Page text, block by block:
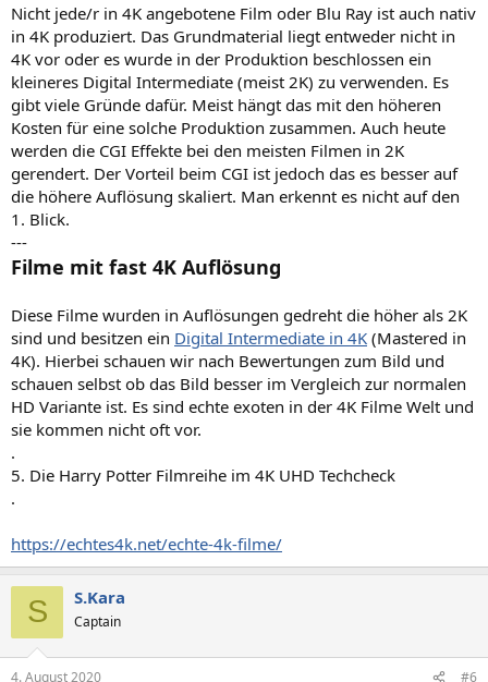
Nicht jede/r in 4K angebotene Film oder Blu Ray ist auch nativ
in 4K produziert. Das Grundmaterial liegt entweder nicht in
4K vor oder es wurde in der Produktion beschlossen ein
kleineres Digital Intermediate (meist 2K) zu verwenden. Es
gibt viele Gründe dafür. Meist hängt das mit den höheren
Kosten für eine solche Produktion zusammen. Auch heute
werden die CGI Effekte bei den meisten Filmen in 2K
gerendert. Der Vorteil beim CGI ist jedoch das es besser auf
die höhere Auflösung skaliert. Man erkennt es nicht auf den
1. Blick.
---
Filme mit fast 4K Auflösung
Diese Filme wurden in Auflösungen gedreht die höher als 2K
sind und besitzen ein Digital Intermediate in 4K (Mastered in
4K). Hierbei schauen wir nach Bewertungen zum Bild und
schauen selbst ob das Bild besser im Vergleich zur normalen
HD Variante ist. Es sind echte exoten in der 4K Filme Welt und
sie kommen nicht oft vor.
.
5. Die Harry Potter Filmreihe im 4K UHD Techcheck
.
https://echtes4k.net/echte-4k-filme/
S S.Kara
Captain
4. August 2020 #6